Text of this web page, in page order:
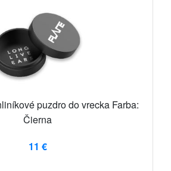
puzdro do vrecka Farba:
Čierna
11 €